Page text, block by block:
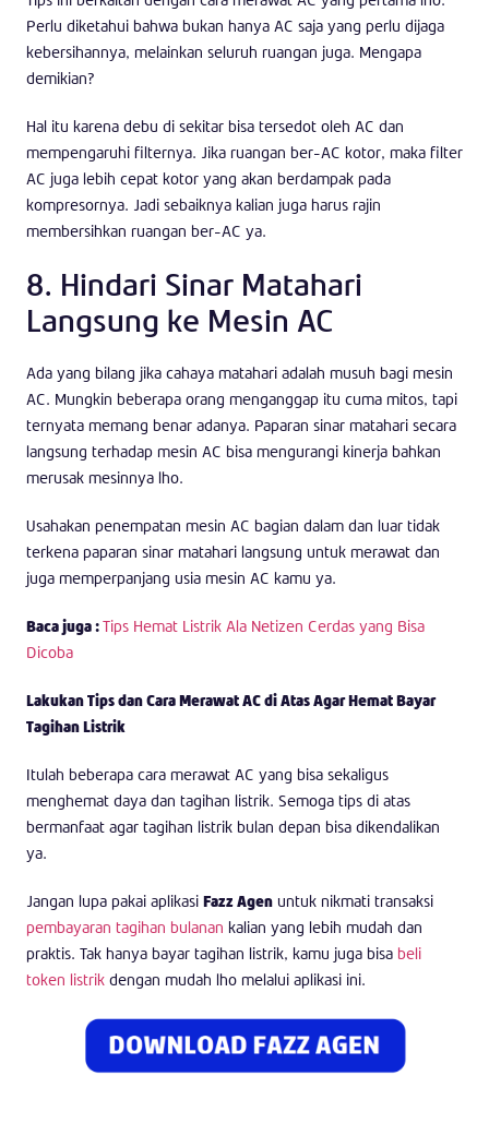
Perlu diketahui bahwa bukan hanya AC saja yang perlu dijaga
kebersihannya, melainkan seluruh ruangan juga. Mengapa
demikian?
Hal itu karena debu di sekitar bisa tersedot oleh AC dan
mempengaruhi filternya. Jika ruangan ber-AC kotor, maka filter
AC juga lebih cepat kotor yang akan berdampak pada
kompresornya. Jadi sebaiknya kalian juga harus rajin
membersihkan ruangan ber-AC ya.
8. Hindari Sinar Matahari
Langsung ke Mesin AC
Ada yang bilang jika cahaya matahari adalah musuh bagi mesin
AC. Mungkin beberapa orang menganggap itu cuma mitos, tapi
ternyata memang benar adanya. Paparan sinar matahari secara
langsung terhadap mesin AC bisa mengurangi kinerja bahkan
merusak mesinnya lho.
Usahakan penempatan mesin AC bagian dalam dan luar tidak
terkena paparan sinar matahari langsung untuk merawat dan
juga memperpanjang usia mesin AC kamu ya.
Baca juga :Tips Hemat Listrik Ala Netizen Cerdas yang Bisa
Dicoba
Lakukan Tips dan Cara Merawat AC di Atas Agar Hemat Bayar
Tagihan Listrik
Itulah beberapa cara merawat AC yang bisa sekaligus
menghemat daya dan tagihan listrik. Semoga tips di atas
bermanfaat agar tagihan listrik bulan depan bisa dikendalikan
ya.
Jangan lupa pakai aplikasi Fazz Agen untuk nikmati transaksi
pembayaran tagihan bulanan kalian yang lebih mudah dan
praktis. Tak hanya bayar tagihan listrik, kamu juga bisa beli
token listrik dengan mudah lho melalui aplikasi ini.